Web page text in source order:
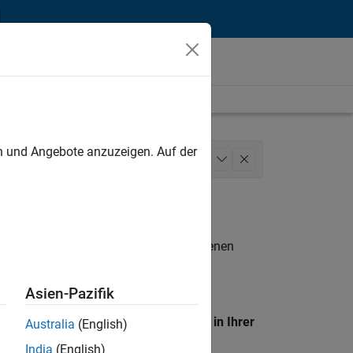
Software Process Engineering
. Wenn Sie noch immer keine offenen
unseres
Standort, um alle Stellenangebote in Ihrer
Angebote anzuzeigen. Auf der
Asien-Pazifik
Australia (English)
India (English)